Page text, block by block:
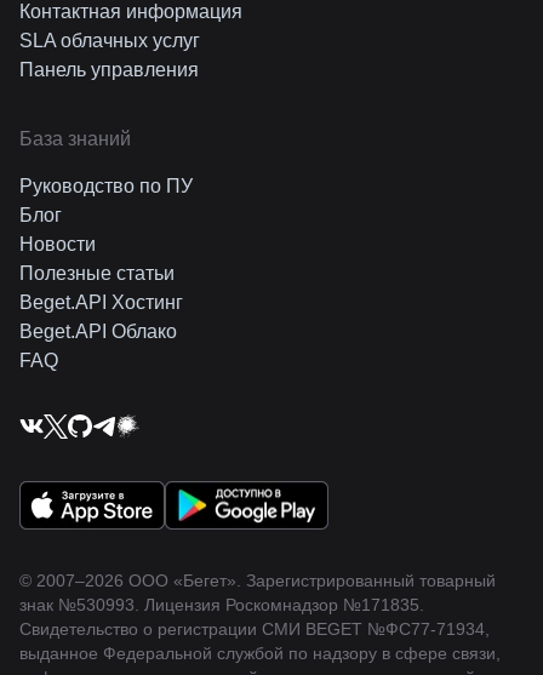
Контактная информация
SLA облачных услуг
Панель управления
База знаний
Руководство по ПУ
Блог
Новости
Полезные статьи
Beget.API Хостинг
Beget.API Облако
FAQ
© 2007–2026 ООО «Бегет». Зарегистрированный товарный
знак №530993. Лицензия Роскомнадзор №171835.
Свидетельство о регистрации СМИ BEGET №ФС77-71934,
выданное Федеральной службой по надзору в сфере связи,